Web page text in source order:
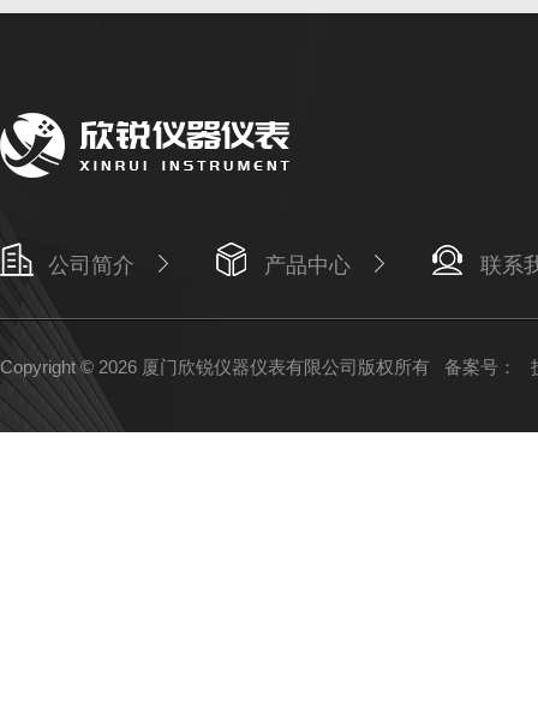
公司简介 产品中心 联系
Copyright © 2026 厦门欣锐仪器仪表有限公司版权所有 备案号：